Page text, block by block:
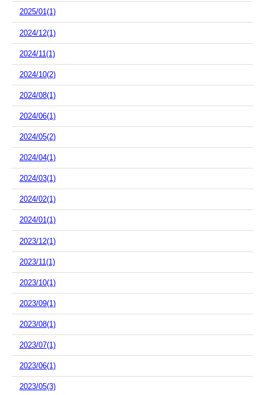
2025/01(1)
2024/12(1)
2024/11(1)
2024/10(2)
2024/08(1)
2024/06(1)
2024/05(2)
2024/04(1)
2024/03(1)
2024/02(1)
2024/01(1)
2023/12(1)
2023/11(1)
2023/10(1)
2023/09(1)
2023/08(1)
2023/07(1)
2023/06(1)
2023/05(3)